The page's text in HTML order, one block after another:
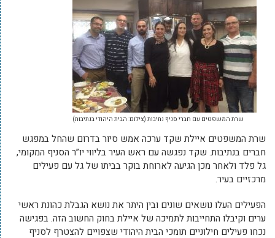
שרת המשפטים עם חברי סניף נתיבות (צילום: הבית היהודי בנתיבות)
שרת המשפטים איילת שקד ערכה אמש סיור בדרום שהחל במפגש
חברים בנתיבות. שקד נפגשה עם ראש העיר בליווי יו”ר הסניף המקומי,
גל פלד ולאחר מכן הגיעה לארוחת בוקר בביתו של גל עם פעילים
מרכזיים בעיר.
הפעילים העלו נושאים שונים ובין היתר את נושא הגבלת כהונת ראשי
ערים וקיבלו התחייבות לתמיכה של איילת בחוק החשוב הזה. בפגישה
נכחו פעילים חילוניים תומכי הבית היהודי שצפויים להצטרף לסניף